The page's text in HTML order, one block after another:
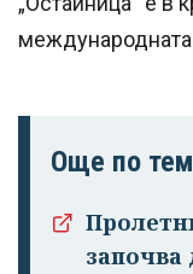
международната
Още по
започва